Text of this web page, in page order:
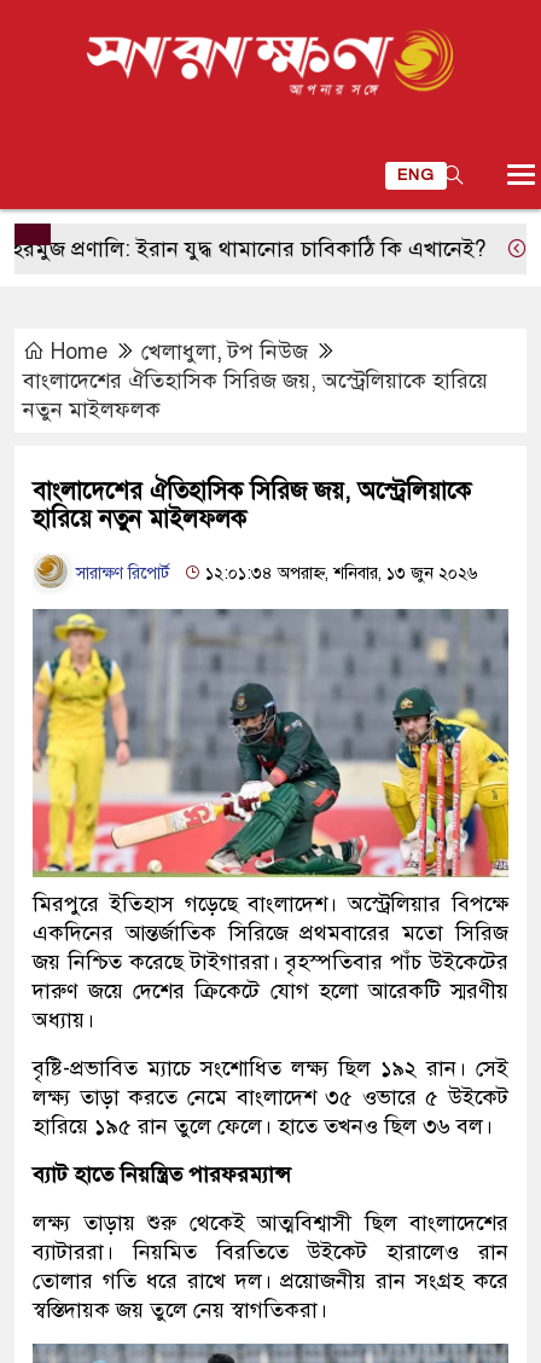
ENG
ইরান যুদ্ধ থামানোর চাবিকাঠি কি এখানেই? শিক্ষক
Home খেলাধুলা,টপ নিউজ
বাংলাদেশের ঐতিহাসিক সিরিজ জয়, অস্ট্রেলিয়াকে হারিয়ে
নতুন মাইলফলক
বাংলাদেশের ঐতিহাসিক সিরিজ জয়, অস্ট্রেলিয়াকে
হারিয়ে নতুন মাইলফলক
সারাক্ষণ রিপোর্ট ১২:০১:৩৪ অপরাহ্ন, শনিবার, ১৩ জুন ২০২৬
মিরপুরে ইতিহাস গড়েছে বাংলাদেশ। অস্ট্রেলিয়ার বিপক্ষে
একদিনের আন্তর্জাতিক সিরিজে প্রথমবারের মতো সিরিজ
জয় নিশ্চিত করেছে টাইগাররা। বৃহস্পতিবার পাঁচ উইকেটের
দারুণ জয়ে দেশের ক্রিকেটে যোগ হলো আরেকটি স্মরণীয়
অধ্যায়।
বৃষ্টি-প্রভাবিত ম্যাচে সংশোধিত লক্ষ্য ছিল ১৯২ রান। সেই
লক্ষ্য তাড়া করতে নেমে বাংলাদেশ ৩৫ ওভারে ৫ উইকেট
হারিয়ে ১৯৫ রান তুলে ফেলে। হাতে তখনও ছিল ৩৬ বল।
ব্যাট হাতে নিয়ন্ত্রিত পারফরম্যান্স
লক্ষ্য তাড়ায় শুরু থেকেই আত্মবিশ্বাসী ছিল বাংলাদেশের
ব্যাটাররা। নিয়মিত বিরতিতে উইকেট হারালেও রান
তোলার গতি ধরে রাখে দল। প্রয়োজনীয় রান সংগ্রহ করে
স্বস্তিদায়ক জয় তুলে নেয় স্বাগতিকরা।